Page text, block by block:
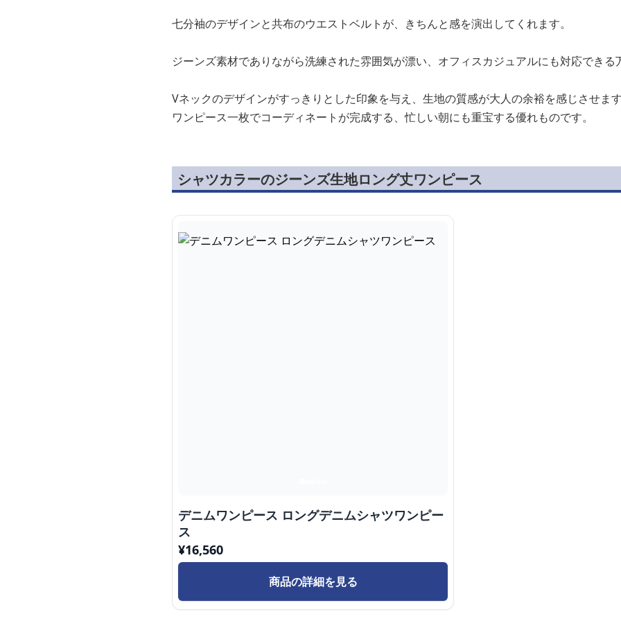
七分袖のデザインと共布のウエストベルトが、きちんと感を演出してくれます。
ジーンズ素材でありながら洗練された雰囲気が漂い、オフィスカジュアルにも対応できる
Vネックのデザインがすっきりとした印象を与え、生地の質感が大人の余裕を感じさせます
ワンピース一枚でコーディネートが完成する、忙しい朝にも重宝する優れものです。
シャツカラーのジーンズ生地ロング丈ワンピース
デニムワンピース ロングデニムシャツワンピー
ス
¥16,560
商品の詳細を見る